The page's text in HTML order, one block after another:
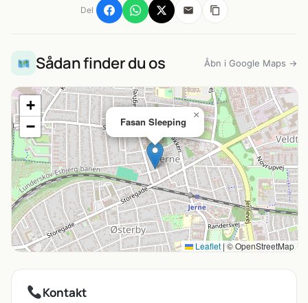
Del
Sådan finder du os Åbn i Google Maps →
Fasan Sleeping
×
+
−
Leaflet|© OpenStreetMap
Kontakt